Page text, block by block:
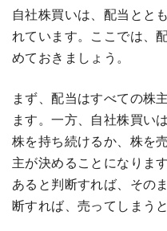
自社株買いは、配当とと
れています。ここでは、
めておきましょう。
まず、配当はすべての株
ます。一方、自社株買い
株を持ち続けるか、株を
主が決めることになりま
あると判断すれば、その
断すれば、売ってしまう